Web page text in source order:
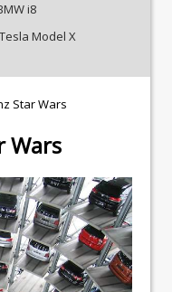
i8
Tesla Model X
Star Wars
Wars